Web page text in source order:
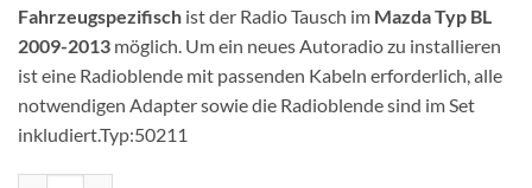
Fahrzeugspezifisch ist der Radio Tausch im Mazda Typ BL
2009-2013 möglich. Um ein neues Autoradio zu installieren
ist eine Radioblende mit passenden Kabeln erforderlich, alle
notwendigen Adapter sowie die Radioblende sind im Set
inkludiert.Typ:50211